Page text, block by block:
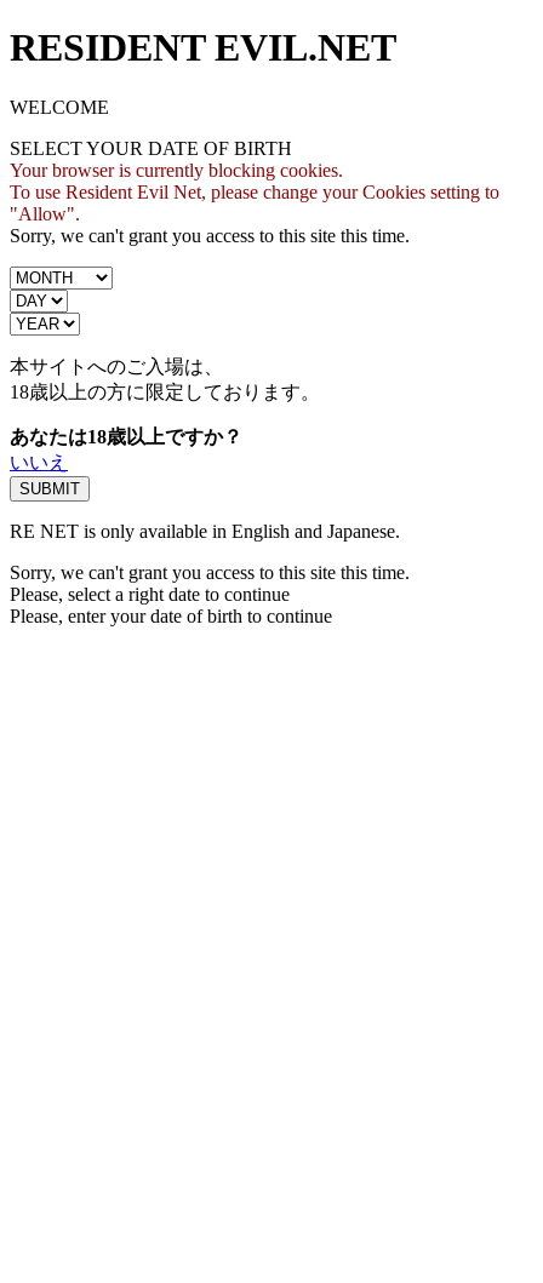
RESIDENT EVIL.NET
WELCOME
SELECT YOUR DATE OF BIRTH
Your browser is currently blocking cookies.
To use Resident Evil Net, please change your Cookies setting to
"Allow".
Sorry, we can't grant you access to this site this time.
本サイトへのご入場は、
18歳以上の方に限定しております。
あなたは18歳以上ですか？
いいえ
RE NET is only available in English and Japanese.
Sorry, we can't grant you access to this site this time.
Please, select a right date to continue
Please, enter your date of birth to continue